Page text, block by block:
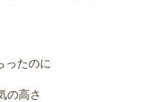
ったのに
の高さ